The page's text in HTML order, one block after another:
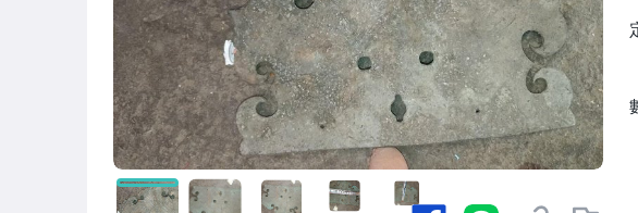
古董、藝術與礦石
手機、配件與通訊
居家、家具與園藝
玩具、模型與公仔
偶像、球員卡與郵幣